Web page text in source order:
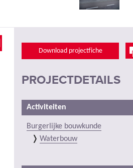
Download projectfiche
PROJECTDETAILS
Activiteiten
Burgerlijke bouwkunde
Waterbouw